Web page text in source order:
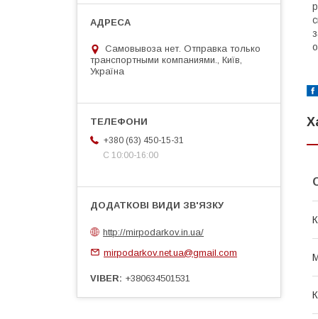
Самовывоза нет. Отправка только
транспортными компаниями., Київ,
Україна
+380 (63) 450-15-31
С 10:00-16:00
http://mirpodarkov.in.ua/
mirpodarkov.net.ua@gmail.com
VIBER +380634501531